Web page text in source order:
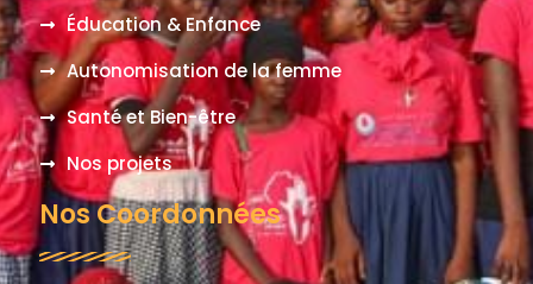
Éducation & Enfance
Autonomisation de la femme
Santé et Bien-être
Nos projets
Nos Coordonnées